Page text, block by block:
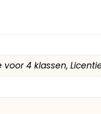
voor 4 klassen,